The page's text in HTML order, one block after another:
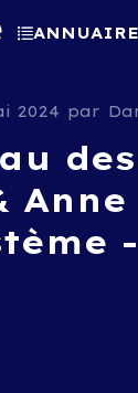
2024 par